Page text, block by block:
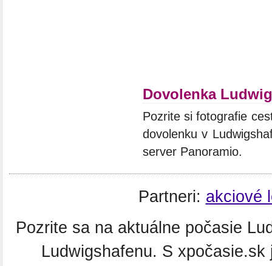
Dovolenka
Pozrite si fotografie
dovolenku v
server Panoramio.
Partneri: akciové
Pozrite sa na aktuálne počasie
Ludwigshafenu. S